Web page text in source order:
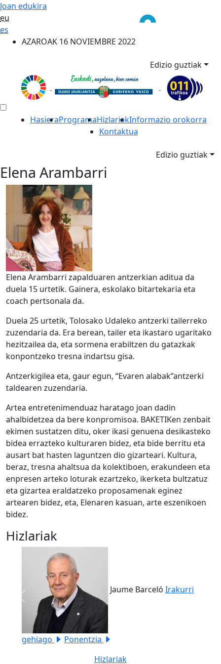
Joan edukira
eu
es
AZAROAK 16 NOVIEMBRE 2022
Edizio guztiak
HasieraProgramaHizlariakInformazio orokorra
Kontaktua
Edizio guztiak
Elena Arambarri
Elena Arambarri zapalduaren antzerkian aditua da
duela 15 urtetik. Gainera, eskolako bitartekaria eta
coach pertsonala da.
Duela 25 urtetik, Tolosako Udaleko antzerki tailerreko
zuzendaria da. Era berean, tailer eta ikastaro ugaritako
hezitzailea da, eta sormena erabiltzen du gatazkak
konpontzeko tresna indartsu gisa.
Antzerkigilea eta, gaur egun, “Evaren alabak”antzerki
taldearen zuzendaria.
Artea entretenimenduaz haratago joan dadin
ahalbidetzea da bere konpromisoa. BAKETIKen zenbait
ekimen sustatzen ditu, oker ikasi genuena desikasteko
bidea errazteko kulturaren bidez, eta bide berritu eta
ausart bat hasten laguntzen dio gizarteari. Kultura,
beraz, tresna ahaltsua da kolektiboen, erakundeen eta
enpresen arteko loturak ezartzeko, ikerketa bultzatuz
eta gizartea eraldatzeko proposamenak eginez
artearen bidez, eta, Elenaren kasuan, arte eszenikoen
bidez.
Hizlariak
Previous
Jaume Barceló Irakurri
gehiago Ponentzia
Hizlariak